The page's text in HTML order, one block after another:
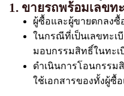
1. ขายรถพร้อมเลขท
ผู้ซื้อและผู้ขายตกลงซื้
ในกรณีที่เป็นเลขทะเ
มอบกรรมสิทธิ์ในทะเ
ดำเนินการโอนกรรม
ใช้เอกสารของทั้งผู้ซื้